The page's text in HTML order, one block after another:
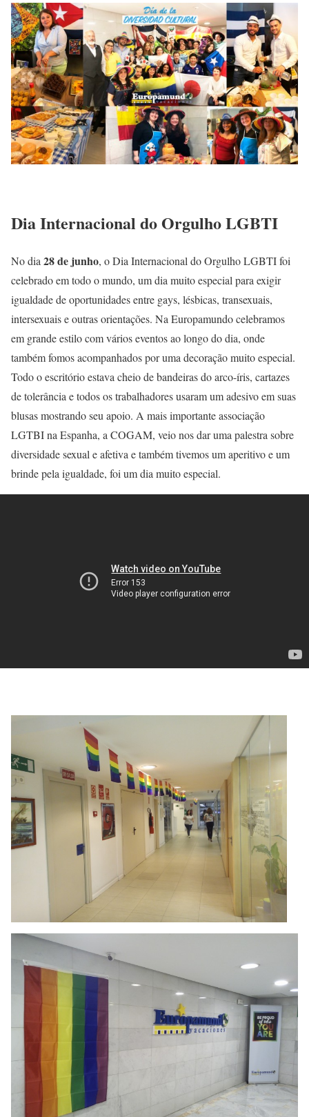
Dia Internacional do Orgulho LGBTI
No dia 28 de junho, o Dia Internacional do Orgulho LGBTI foi
celebrado em todo o mundo, um dia muito especial para exigir
igualdade de oportunidades entre gays, lésbicas, transexuais,
intersexuais e outras orientações. Na Europamundo celebramos
em grande estilo com vários eventos ao longo do dia, onde
também fomos acompanhados por uma decoração muito especial.
Todo o escritório estava cheio de bandeiras do arco-íris, cartazes
de tolerância e todos os trabalhadores usaram um adesivo em suas
blusas mostrando seu apoio. A mais importante associação
LGTBI na Espanha, a COGAM, veio nos dar uma palestra sobre
diversidade sexual e afetiva e também tivemos um aperitivo e um
brinde pela igualdade, foi um dia muito especial.